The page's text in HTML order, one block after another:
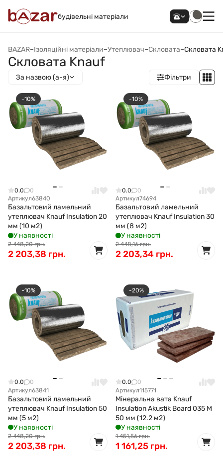
будівельні матеріали
BAZAR–Ізоляційні матеріали–Утеплювач–Скловата–Скловата
Скловата Knauf
За назвою (а-я) Фільтри
-10%
0.0
0
Артикул63840
Базальтовий ламельний
утеплювач Knauf Insulation 20
мм (10 м2)
У наявності
2 448,20 грн.
2 203,38 грн.
-10%
0.0
0
Артикул74694
Базальтовий ламельний
утеплювач Knauf Insulation 30
мм (8 м2)
У наявності
2 448,16 грн.
2 203,34 грн.
-10%
0.0
0
Артикул63841
Базальтовий ламельний
утеплювач Knauf Insulation 50
мм (5 м2)
У наявності
2 448,20 грн.
2 203,38 грн.
-20%
0.0
0
Артикул115771
Мінеральна вата Knauf
Insulation Akustik Board 035 M
50 мм (12.2 м2)
У наявності
1 451,56 грн.
1 161,25 грн.